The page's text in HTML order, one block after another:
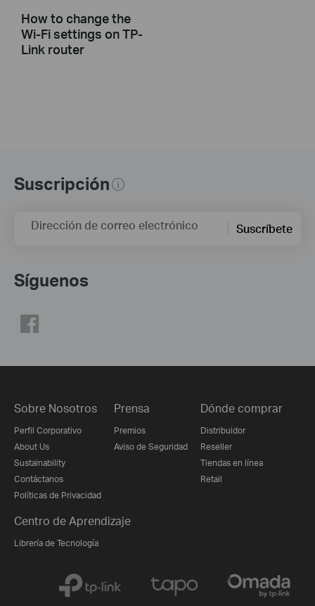
How to change the
Wi-Fi settings on TP-
Link router
Suscripción
Dirección de correo electrónico Suscríbete
Síguenos
Sobre Nosotros
Perfil Corporativo
About Us
Sustainability
Contáctanos
Políticas de Privacidad
Prensa
Premios
Aviso de Seguridad
Dónde comprar
Distribuidor
Reseller
Tiendas en línea
Retail
Centro de Aprendizaje
Librería de Tecnología